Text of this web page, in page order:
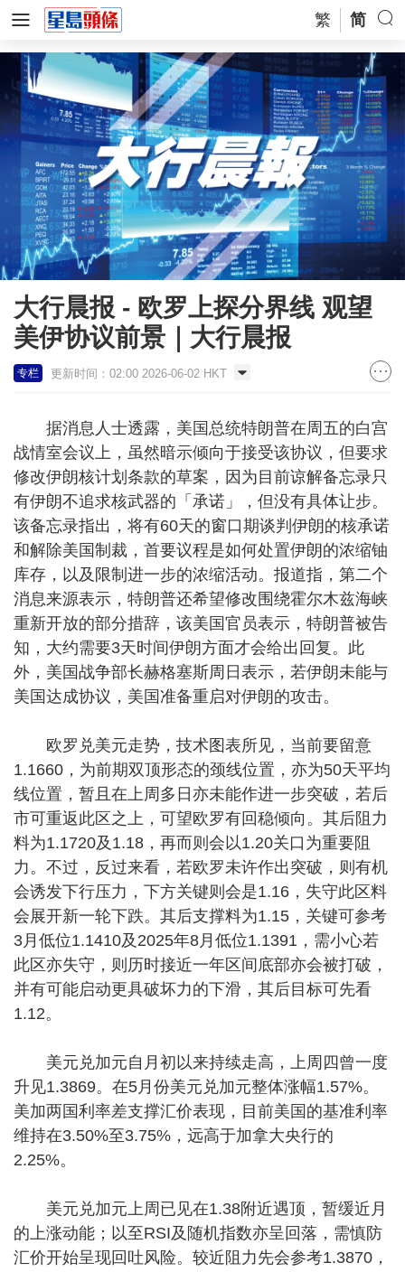
繁 简
大行晨报 - 欧罗上探分界线 观望
美伊协议前景｜大行晨报
专栏 更新时间：02:00 2026-06-02 HKT
据消息人士透露，美国总统特朗普在周五的白宫
战情室会议上，虽然暗示倾向于接受该协议，但要求
修改伊朗核计划条款的草案，因为目前谅解备忘录只
有伊朗不追求核武器的「承诺」，但没有具体让步。
该备忘录指出，将有60天的窗口期谈判伊朗的核承诺
和解除美国制裁，首要议程是如何处置伊朗的浓缩铀
库存，以及限制进一步的浓缩活动。报道指，第二个
消息来源表示，特朗普还希望修改围绕霍尔木兹海峡
重新开放的部分措辞，该美国官员表示，特朗普被告
知，大约需要3天时间伊朗方面才会给出回复。此
外，美国战争部长赫格塞斯周日表示，若伊朗未能与
美国达成协议，美国准备重启对伊朗的攻击。
欧罗兑美元走势，技术图表所见，当前要留意
1.1660，为前期双顶形态的颈线位置，亦为50天平均
线位置，暂且在上周多日亦未能作进一步突破，若后
市可重返此区之上，可望欧罗有回稳倾向。其后阻力
料为1.1720及1.18，再而则会以1.20关口为重要阻
力。不过，反过来看，若欧罗未许作出突破，则有机
会诱发下行压力，下方关键则会是1.16，失守此区料
会展开新一轮下跌。其后支撑料为1.15，关键可参考
3月低位1.1410及2025年8月低位1.1391，需小心若
此区亦失守，则历时接近一年区间底部亦会被打破，
并有可能启动更具破坏力的下滑，其后目标可先看
1.12。
美元兑加元自月初以来持续走高，上周四曾一度
升见1.3869。在5月份美元兑加元整体涨幅1.57%。
美加两国利率差支撑汇价表现，目前美国的基准利率
维持在3.50%至3.75%，远高于加拿大央行的
2.25%。
美元兑加元上周已见在1.38附近遇顶，暂缓近月
的上涨动能；以至RSI及随机指数亦呈回落，需慎防
汇价开始呈现回吐风险。较近阻力先会参考1.3870，